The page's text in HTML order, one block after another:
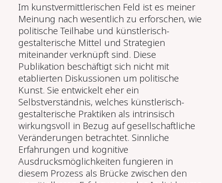
Im kunstvermittlerischen Feld ist es meiner
Meinung nach wesentlich zu erforschen, wie
politische Teilhabe und künstlerisch-
gestalterische Mittel und Strategien
miteinander verknüpft sind. Diese
Publikation beschäftigt sich nicht mit
etablierten Diskussionen um politische
Kunst. Sie entwickelt eher ein
Selbstverständnis, welches künstlerisch-
gestalterische Praktiken als intrinsisch
wirkungsvoll in Bezug auf gesellschaftliche
Veränderungen betrachtet. Sinnliche
Erfahrungen und kognitive
Ausdrucksmöglichkeiten fungieren in
diesem Prozess als Brücke zwischen den